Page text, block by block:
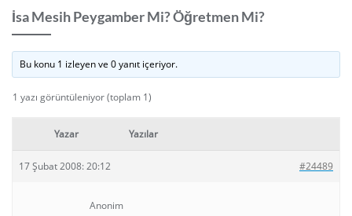
İsa Mesih Peygamber Mi? Öğretmen Mi?
Bu konu 1 izleyen ve 0 yanıt içeriyor.
1 yazı görüntüleniyor (toplam 1)
Yazar Yazılar
17 Şubat 2008: 20:12 #24489
Anonim